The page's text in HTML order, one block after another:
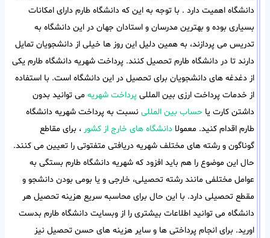
دانشگاه اهمیت دارد . با توجه به این که دانشگاه طارم دارای امکانات
بسیاری بوده و بهترین مدرسان و استادان جهان در این دانشگاه به
تدریس می پردازند، به همین دلیل این روز ها خیلی از دانشجویان تمایل
دارند تا در دانشگاه طارم تحصیل کنند. پرداخت شهریه دانشگاه طارم یکی
از دغدغه های دانشجویان برای تحصیل در این دانشگاه است. با استفاده
از خدمات پرداخت ارزی بین المللی پرداخت شهریه می توانید بدون
داشتن کارت یا حساب بین المللی نسبت به پرداخت شهریه دانشگاه
طارم اقدام کنید. معمولا دانشگاه های خارج از کشور ، برای مقاطع
گوناگون و رشته های مختلف شهریه دریافتی متفتوتی را تعیین می کنند.
حال این موضوع را هم باید افزود که شهریه دانشگاه طارم بستگی به
عوامل مختلفی مانند رشته تحصیلی، خارجی و یا بومی بودن دانشجو و
مقطع تحصیلی دارد. با این حال برای محاسبه سریع هزینه تحصیل هر
دانشگاه می توانید اطلاعات بیشتری را از وبسایت دانشگاه طارم بدست
اورید. برای انجام پرداختی ها و سایر هزینه های حسن تحصیل نیز